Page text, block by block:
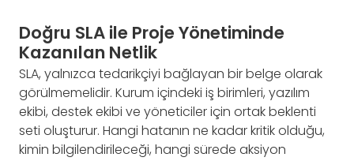
Doğru SLA ile Proje Yönetiminde
Kazanılan Netlik
SLA, yalnızca tedarikçiyi bağlayan bir belge olarak
görülmemelidir. Kurum içindeki iş birimleri, yazılım
ekibi, destek ekibi ve yöneticiler için ortak beklenti
seti oluşturur. Hangi hatanın ne kadar kritik olduğu,
kimin bilgilendirileceği, hangi sürede aksiyon